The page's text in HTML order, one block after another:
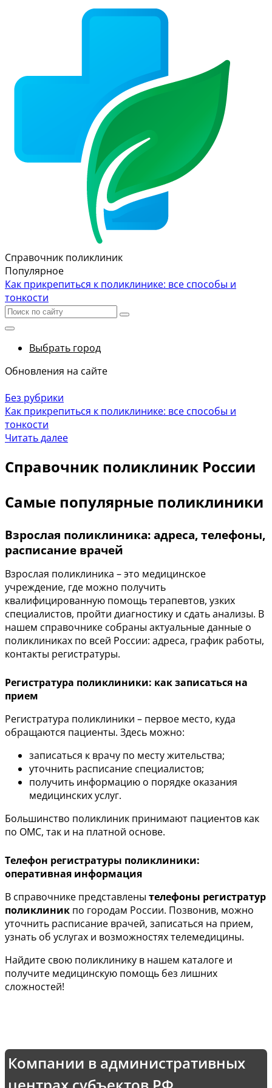
Справочник поликлиник
Популярное
Как прикрепиться к поликлинике: все способы и
тонкости
Выбрать город
Обновления на сайте
Без рубрики
Как прикрепиться к поликлинике: все способы и
тонкости
Читать далее
Справочник поликлиник России
Самые популярные поликлиники
Взрослая поликлиника: адреса, телефоны,
расписание врачей
Взрослая поликлиника – это медицинское
учреждение, где можно получить
квалифицированную помощь терапевтов, узких
специалистов, пройти диагностику и сдать анализы. В
нашем справочнике собраны актуальные данные о
поликлиниках по всей России: адреса, график работы,
контакты регистратуры.
Регистратура поликлиники: как записаться на
прием
Регистратура поликлиники – первое место, куда
обращаются пациенты. Здесь можно:
записаться к врачу по месту жительства;
уточнить расписание специалистов;
получить информацию о порядке оказания
медицинских услуг.
Большинство поликлиник принимают пациентов как
по ОМС, так и на платной основе.
Телефон регистратуры поликлиники:
оперативная информация
В справочнике представлены телефоны регистратур
поликлиник по городам России. Позвонив, можно
уточнить расписание врачей, записаться на прием,
узнать об услугах и возможностях телемедицины.
Найдите свою поликлинику в нашем каталоге и
получите медицинскую помощь без лишних
сложностей!
Компании в административных